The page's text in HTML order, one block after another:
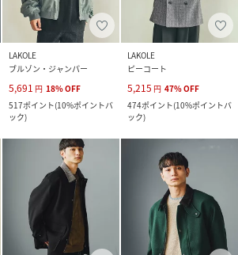
LAKOLE
ブルゾン・ジャンパー
5,691 円 18%OFF
517ポイント(10%ポイントバ
ック)
LAKOLE
ピーコート
5,215 円 47%OFF
474ポイント(10%ポイントバ
ック)